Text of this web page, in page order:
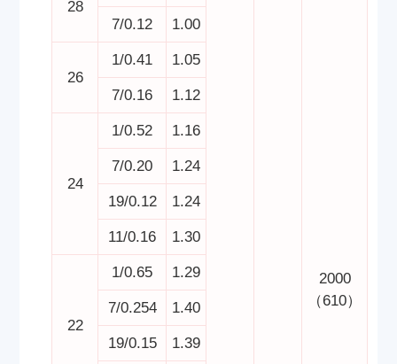
2000
（610）
28
7/0.12 1.00
26
1/0.41 1.05
7/0.16 1.12
24
1/0.52 1.16
7/0.20 1.24
19/0.12 1.24
11/0.16 1.30
22
1/0.65 1.29
7/0.254 1.40
19/0.15 1.39